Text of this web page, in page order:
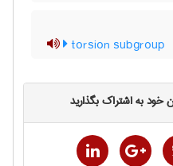
torsion subgroup
خود به اشتراک بگذارید